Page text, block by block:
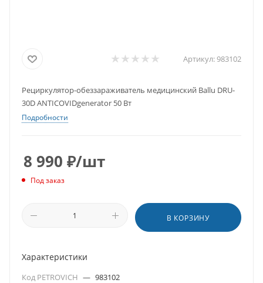
Артикул:983102
Рециркулятор-обеззараживатель медицинский Ballu DRU-
30D ANTICOVIDgenerator 50 Вт
Подробности
8 990 ₽/шт
Под заказ
В КОРЗИНУ
Характеристики
Код PETROVICH — 983102